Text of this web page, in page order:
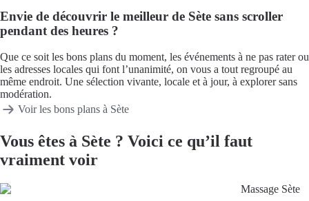
Envie de découvrir le meilleur de Sète sans scroller
pendant des heures ?
Que ce soit les bons plans du moment, les événements à ne pas rater ou
les adresses locales qui font l’unanimité, on vous a tout regroupé au
même endroit. Une sélection vivante, locale et à jour, à explorer sans
modération.
Voir les bons plans à Sète
Vous êtes à Sète ? Voici ce qu’il faut
vraiment voir